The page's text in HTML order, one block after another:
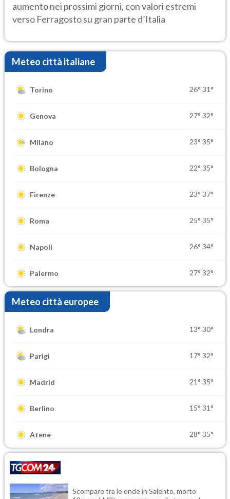
aumento nei prossimi giorni, con valori estremi
verso Ferragosto su gran parte d’Italia
Meteo città italiane
Torino 26° 31°
Genova 27° 32°
Milano 23° 35°
Bologna 22° 35°
Firenze 23° 37°
Roma 25° 35°
Napoli 26° 34°
Palermo 27° 32°
Meteo città europee
Londra 13° 30°
Parigi 17° 32°
Madrid 21° 35°
Berlino 15° 31°
Atene 28° 35°
Scompare tra le onde in Salento, morto